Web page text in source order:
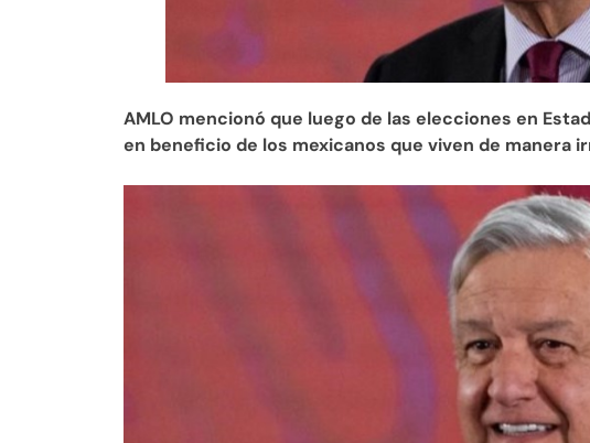
AMLO mencionó que luego de las elecciones en
en beneficio de los mexicanos que viven de manera